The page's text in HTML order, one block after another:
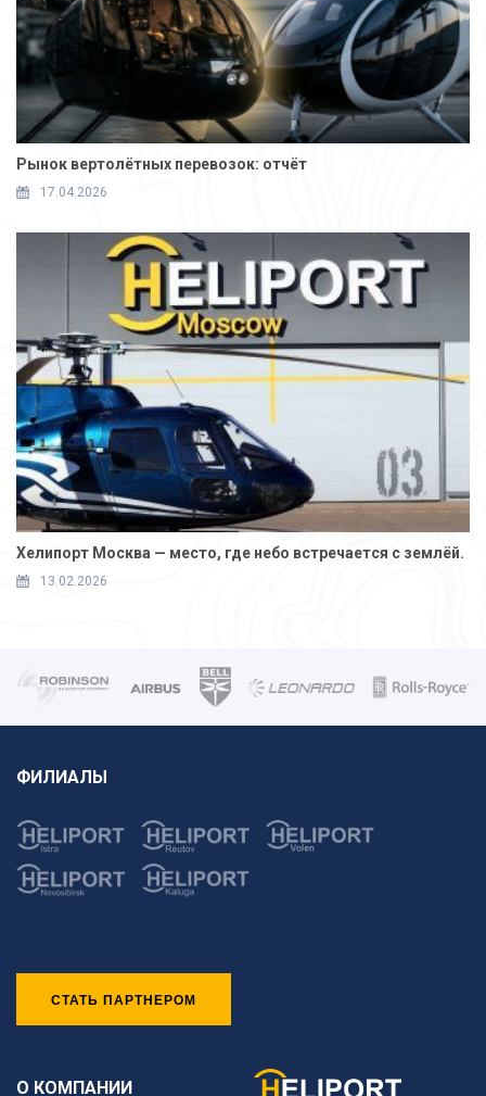
Рынок вертолётных перевозок: отчёт
17.04.2026
Хелипорт Москва — место, где небо встречается с землёй.
13.02.2026
ФИЛИАЛЫ
СТАТЬ ПАРТНЕРОМ
О КОМПАНИИ